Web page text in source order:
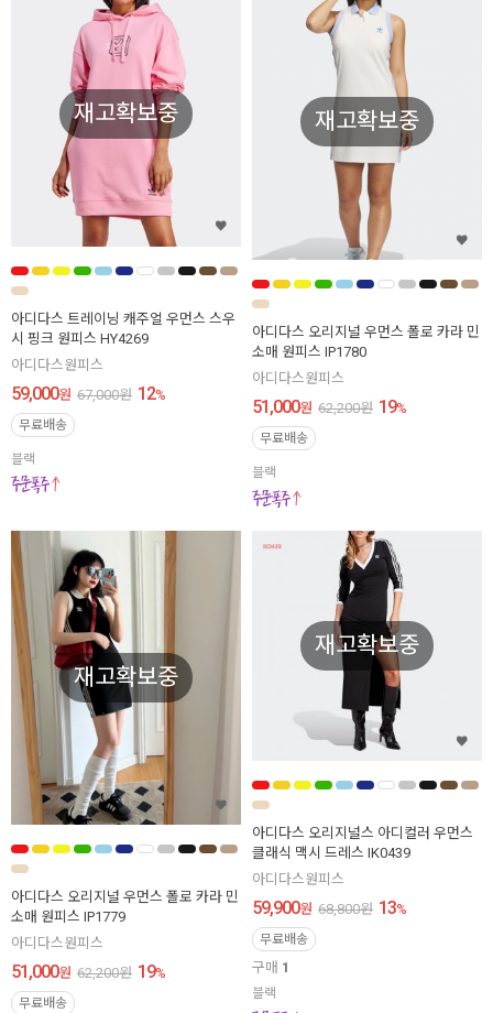
재고확보중
아디다스 트레이닝 캐주얼 우먼스 스우
시 핑크 원피스 HY4269
아디다스원피스
59,000원 67,000원 12%
무료배송
블랙
재고확보중
아디다스 오리지널 우먼스 폴로 카라 민
소매 원피스 IP1780
아디다스원피스
51,000원 62,200원 19%
무료배송
블랙
재고확보중
아디다스 오리지널 우먼스 폴로 카라 민
소매 원피스 IP1779
아디다스원피스
51,000원 62,200원 19%
무료배송
재고확보중
아디다스 오리지널스 아디컬러 우먼스
클래식 맥시 드레스 IK0439
아디다스원피스
59,900원 68,800원 13%
무료배송
구매 1
블랙